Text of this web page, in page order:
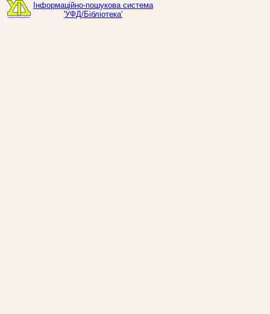
Інформаційно-пошукова система
'УФД/Бібліотека'